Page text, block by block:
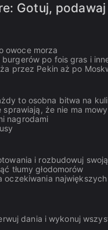
Gotuj,
owoce morza
po fois gras i
przez Pekin aż po
to osobna bitwa na
że nie ma
nagrodami
i rozbudowuj
tłumy głodomorów
dania i wykonuj